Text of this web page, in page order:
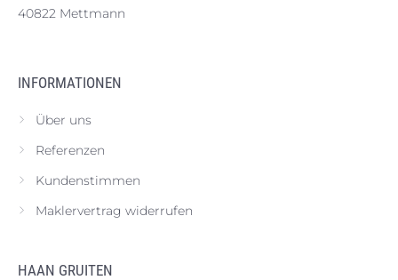
40822 Mettmann
INFORMATIONEN
Über uns
Referenzen
Kundenstimmen
Maklervertrag widerrufen
HAAN GRUITEN